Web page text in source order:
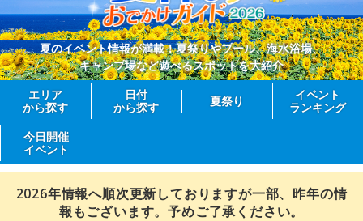
夏のイベント情報が満載！夏祭りやプール、海水浴場、
キャンプ場など遊べるスポットを大紹介
エリア
から探す
日付
から探す
夏祭り
イベント
ランキング
今日開催
イベント
2026年情報へ順次更新しておりますが一部、昨年の情
報もございます。予めご了承ください。